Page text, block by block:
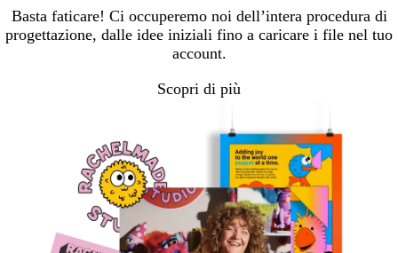
Basta faticare! Ci occuperemo noi dell’intera procedura di
progettazione, dalle idee iniziali fino a caricare i file nel tuo
account.
Scopri di più